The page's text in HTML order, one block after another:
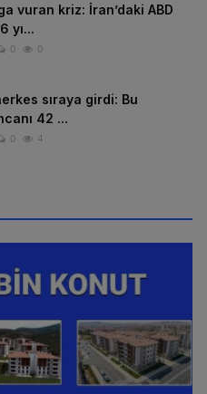
vuran kriz: İran’daki ABD
yı...
0 0
sıraya girdi: Bu
42 ...
0 4